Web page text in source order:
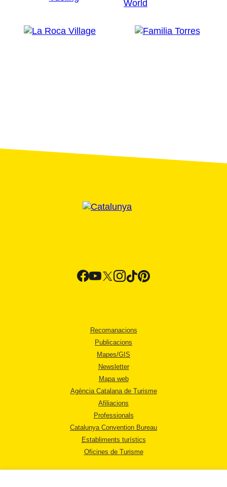
Recomanacions
Publicacions
Mapes/GIS
Newsletter
Mapa web
Agència Catalana de Turisme
Afiliacions
Professionals
Catalunya Convention Bureau
Establiments turístics
Oficines de Turisme